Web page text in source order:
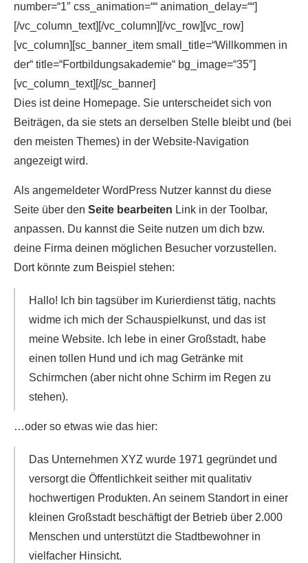
number=“1″ css_animation=““ animation_delay=““]
[/vc_column_text][/vc_column][/vc_row][vc_row]
[vc_column][sc_banner_item small_title=“Willkommen in
der“ title=“Fortbildungsakademie“ bg_image=“35″]
[vc_column_text][/sc_banner]
Dies ist deine Homepage. Sie unterscheidet sich von
Beiträgen, da sie stets an derselben Stelle bleibt und (bei
den meisten Themes) in der Website-Navigation
angezeigt wird.
Als angemeldeter WordPress Nutzer kannst du diese
Seite über den Seite bearbeiten Link in der Toolbar,
anpassen. Du kannst die Seite nutzen um dich bzw.
deine Firma deinen möglichen Besucher vorzustellen.
Dort könnte zum Beispiel stehen:
Hallo! Ich bin tagsüber im Kurierdienst tätig, nachts
widme ich mich der Schauspielkunst, und das ist
meine Website. Ich lebe in einer Großstadt, habe
einen tollen Hund und ich mag Getränke mit
Schirmchen (aber nicht ohne Schirm im Regen zu
stehen).
…oder so etwas wie das hier:
Das Unternehmen XYZ wurde 1971 gegründet und
versorgt die Öffentlichkeit seither mit qualitativ
hochwertigen Produkten. An seinem Standort in einer
kleinen Großstadt beschäftigt der Betrieb über 2.000
Menschen und unterstützt die Stadtbewohner in
vielfacher Hinsicht.